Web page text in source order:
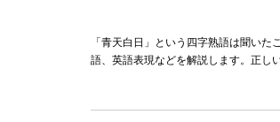
「青天白日」という四字熟語は聞い
語、英語表現などを解説します。正し